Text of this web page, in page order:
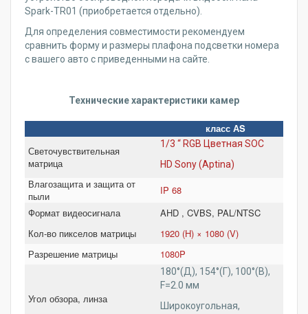
Spark-TR01 (приобретается отдельно).
Для определения совместимости рекомендуем
сравнить форму и размеры плафона подсветки номера
с вашего авто с приведенными на сайте.
Технические характеристики камер
класс АS
Светочувствительная
матрица
1/3 “ RGB Цветная SOC
HD Sony (Aptina)
Влагозащита и защита от
пыли
IP 68
Формат видеосигнала
AHD , CVBS, PAL/NTSC
Кол-во пикселов матрицы
1920 (H) × 1080 (V)
Разрешение матрицы
1080P
Угол обзора, линза
180°(Д), 154°(Г), 100°(В),
F=2.0 мм
Широкоугольная,